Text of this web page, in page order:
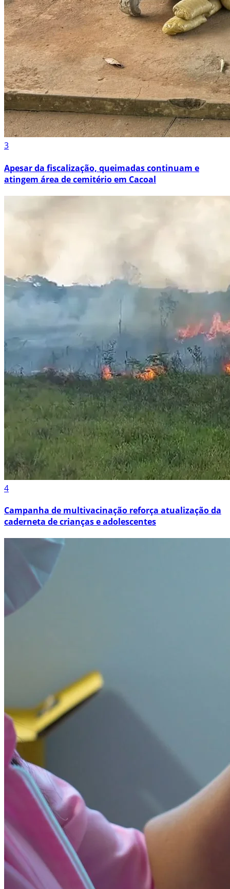
3
Apesar da fiscalização, queimadas continuam e
atingem área de cemitério em Cacoal
4
Campanha de multivacinação reforça atualização da
caderneta de crianças e adolescentes